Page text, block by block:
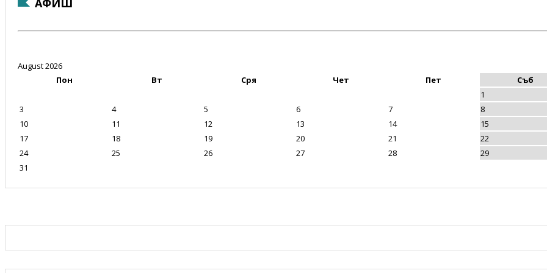
АФИШ
August 2026
Пон
Вт Сря Чет Пет Съб
1
3
4 5 6 7 8
10
11 12 13 14 15
17
18 19 20 21 22
24
25 26 27 28 29
31